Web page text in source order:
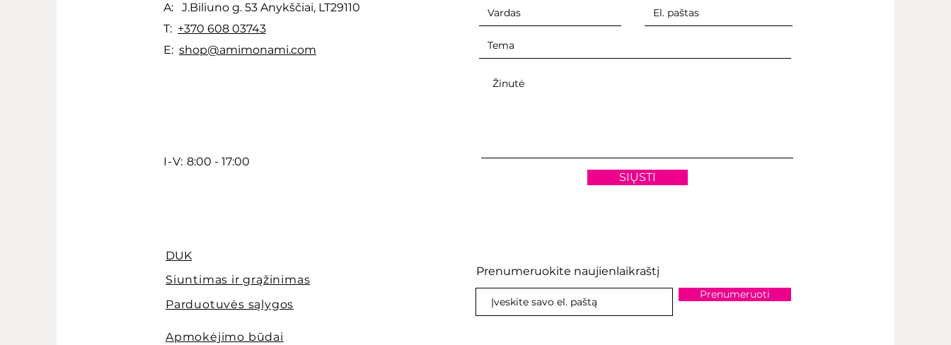
A: J.Biliuno g. 53 Anykščiai, LT29110
T: +370 608 03743
E: shop@amimonami.com
I-V: 8:00 - 17:00
DUK
Siuntimas ir grąžinimas
Parduotuvės sąlygos
Apmokėjimo būdai
SIŲSTI
Prenumeruokite naujienlaikraštį
Prenumeruoti